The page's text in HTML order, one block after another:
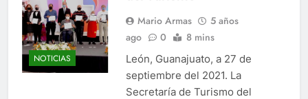
NOTICIAS
Mario Armas
5 años
ago
0 8 mins
León, Guanajuato, a 27 de
septiembre del 2021. La
Secretaría de Turismo del